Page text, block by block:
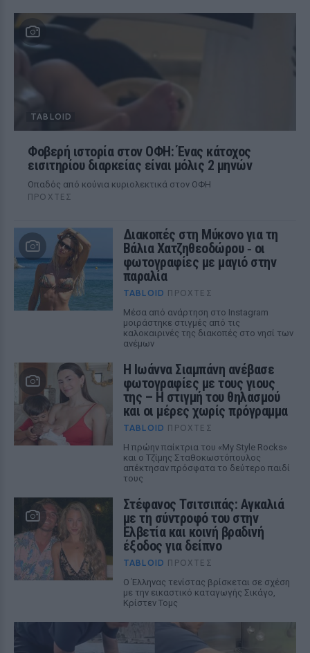
TABLOID
Φοβερή ιστορία στον ΟΦΗ: Ένας κάτοχος
εισιτηρίου διαρκείας είναι μόλις 2 μηνών
Οπαδός από κούνια κυριολεκτικά στον ΟΦΗ
ΠΡΟΧΤΈΣ
Διακοπές στη Μύκονο για τη
Βάλια Χατζηθεοδώρου ‑ οι
φωτογραφίες με μαγιό στην
παραλία
TABLOID ΠΡΟΧΤΈΣ
Μέσα από ανάρτηση στο Instagram
μοιράστηκε στιγμές από τις
καλοκαιρινές της διακοπές στο νησί των
ανέμων
H Ιωάννα Σιαμπάνη ανέβασε
φωτογραφίες με τους γιους
της – Η στιγμή του θηλασμού
και οι μέρες χωρίς πρόγραμμα
TABLOID ΠΡΟΧΤΈΣ
Η πρώην παίκτρια του «My Style Rocks»
και ο Τζίμης Σταθοκωστόπουλος
απέκτησαν πρόσφατα το δεύτερο παιδί
τους
Στέφανος Τσιτσιπάς: Αγκαλιά
με τη σύντροφό του στην
Ελβετία και κοινή βραδινή
έξοδος για δείπνο
TABLOID ΠΡΟΧΤΈΣ
Ο Έλληνας τενίστας βρίσκεται σε σχέση
με την εικαστικό καταγωγής Σικάγο,
Κρίστεν Τομς